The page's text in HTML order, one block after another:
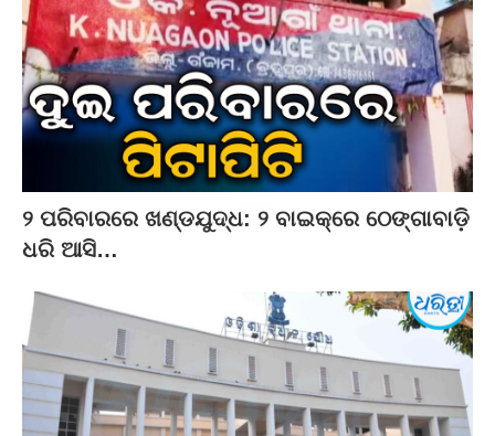
୨ ପରିବାରରେ ଖଣ୍ଡଯୁଦ୍ଧ: ୨ ବାଇକ୍‌ରେ ଠେଙ୍ଗାବାଡ଼ି
ଧରି ଆସି…